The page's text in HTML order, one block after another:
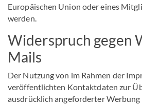
Europäischen Union oder eines
werden.
Widerspruch gegen
Mails
Der Nutzung von im Rahmen der
veröffentlichten Kontaktdaten zur
ausdrücklich angeforderter Werbung